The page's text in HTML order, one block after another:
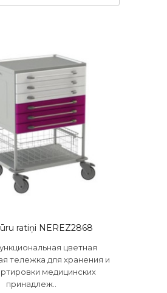
ratiņi NEREZ2868
цветная
тележка для хранения и
медицинских
принадлеж..